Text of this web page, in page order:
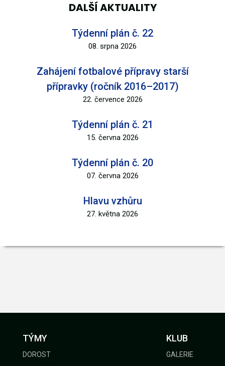
DALŠÍ AKTUALITY
Týdenní plán č. 22
08. srpna 2026
Zahájení fotbalové přípravy starší
přípravky (ročník 2016–2017)
22. července 2026
Týdenní plán č. 21
15. června 2026
Týdenní plán č. 20
07. června 2026
Hlavu vzhůru
27. května 2026
TÝMY
DOROST
KLUB
GALERIE